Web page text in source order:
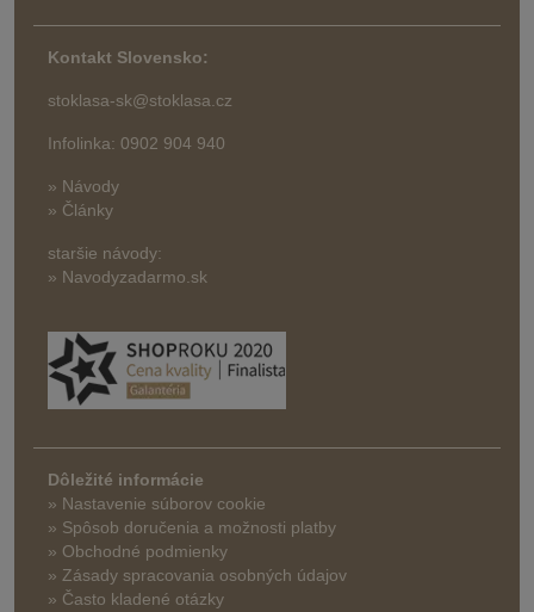
Kontakt Slovensko:
stoklasa-sk@stoklasa.cz
Infolinka: 0902 904 940
» Návody
» Články
staršie návody:
» Navodyzadarmo.sk
Dôležité informácie
» Nastavenie súborov cookie
» Spôsob doručenia a možnosti platby
» Obchodné podmienky
» Zásady spracovania osobných údajov
» Často kladené otázky